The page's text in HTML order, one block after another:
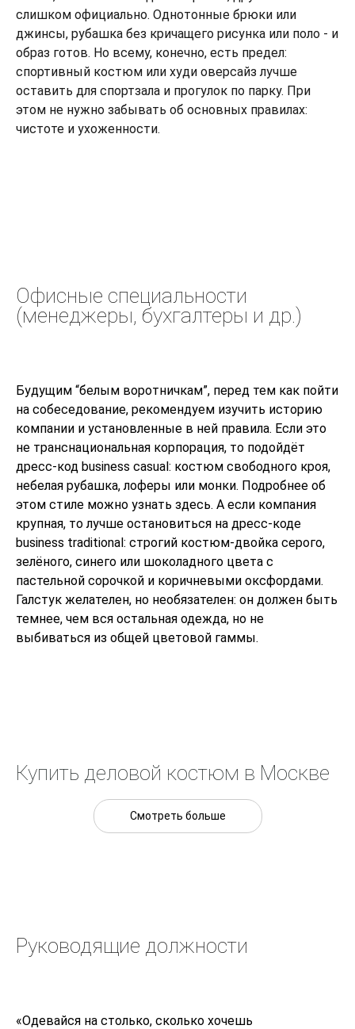
слишком официально. Однотонные брюки или
джинсы, рубашка без кричащего рисунка или поло - и
образ готов. Но всему, конечно, есть предел:
спортивный костюм или худи оверсайз лучше
оставить для спортзала и прогулок по парку. При
этом не нужно забывать об основных правилах:
чистоте и ухоженности.
Офисные специальности
(менеджеры, бухгалтеры и др.)
Будущим “белым воротничкам”, перед тем как пойти
на собеседование, рекомендуем изучить историю
компании и установленные в ней правила. Если это
не транснациональная корпорация, то подойдёт
дресс-код business casual: костюм свободного кроя,
небелая рубашка, лоферы или монки. Подробнее об
этом стиле можно узнать здесь. А если компания
крупная, то лучше остановиться на дресс-коде
business traditional: строгий костюм-двойка серого,
зелёного, синего или шоколадного цвета с
пастельной сорочкой и коричневыми оксфордами.
Галстук желателен, но необязателен: он должен быть
темнее, чем вся остальная одежда, но не
выбиваться из общей цветовой гаммы.
Купить деловой костюм в Москве
Смотреть больше
Руководящие должности
«Одевайся на столько, сколько хочешь